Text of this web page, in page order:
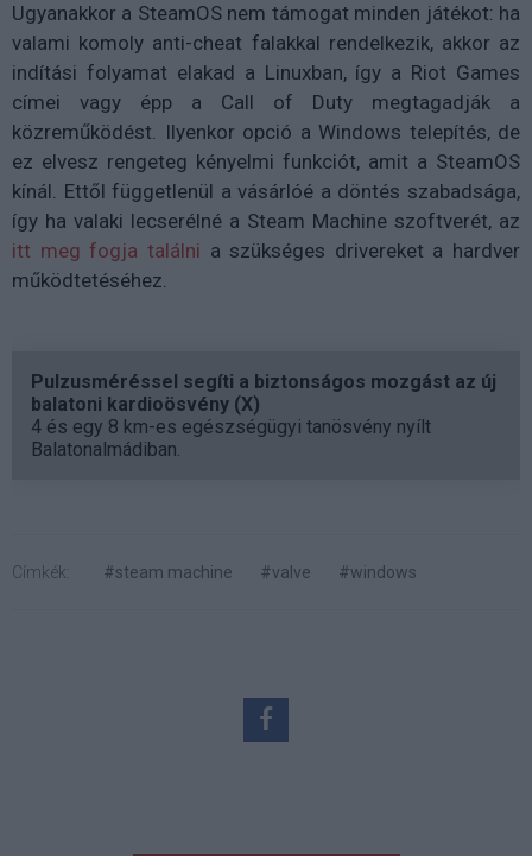
Ugyanakkor a SteamOS nem támogat minden játékot: ha
valami komoly anti-cheat falakkal rendelkezik, akkor az
indítási folyamat elakad a Linuxban, így a Riot Games
címei vagy épp a Call of Duty megtagadják a
közreműködést. Ilyenkor opció a Windows telepítés, de
ez elvesz rengeteg kényelmi funkciót, amit a SteamOS
kínál. Ettől függetlenül a vásárlóé a döntés szabadsága,
így ha valaki lecserélné a Steam Machine szoftverét, az
itt meg fogja találni a szükséges drivereket a hardver
működtetéséhez.
Pulzusméréssel segíti a biztonságos mozgást az új
balatoni kardioösvény (X)
4 és egy 8 km-es egészségügyi tanösvény nyílt
Balatonalmádiban.
Címkék: #steam machine #valve #windows